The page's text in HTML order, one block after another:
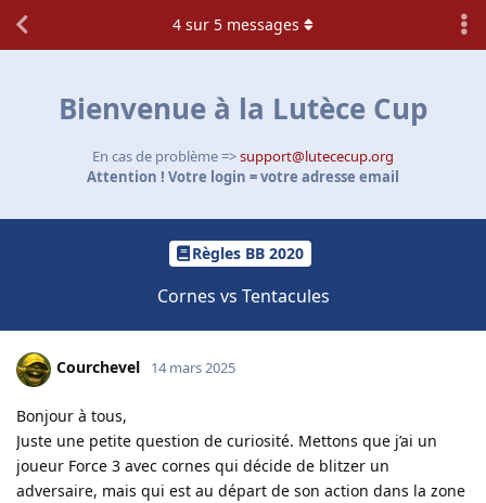
Bienvenue à la Lutèce Cup
En cas de problème =>support@lutececup.org
Attention ! Votre login = votre adresse email
Règles BB 2020
Cornes vs Tentacules
4 sur 5 messages
Courchevel 14 mars 2025
Bonjour à tous,
Juste une petite question de curiosité. Mettons que j’ai un
joueur Force 3 avec cornes qui décide de blitzer un
adversaire, mais qui est au départ de son action dans la zone